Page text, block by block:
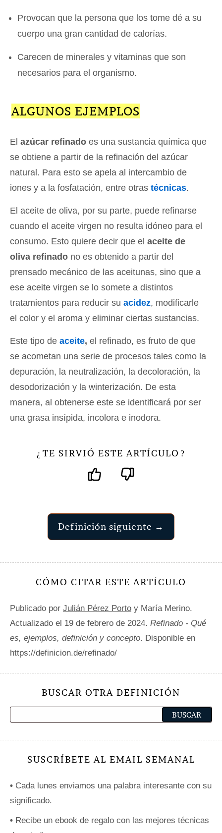
Provocan que la persona que los tome dé a su
cuerpo una gran cantidad de calorías.
Carecen de minerales y vitaminas que son
necesarios para el organismo.
ALGUNOS EJEMPLOS
El azúcar refinado es una sustancia química que
se obtiene a partir de la refinación del azúcar
natural. Para esto se apela al intercambio de
iones y a la fosfatación, entre otras técnicas.
El aceite de oliva, por su parte, puede refinarse
cuando el aceite virgen no resulta idóneo para el
consumo. Esto quiere decir que el aceite de
oliva refinado no es obtenido a partir del
prensado mecánico de las aceitunas, sino que a
ese aceite virgen se lo somete a distintos
tratamientos para reducir su acidez, modificarle
el color y el aroma y eliminar ciertas sustancias.
Este tipo de aceite, el refinado, es fruto de que
se acometan una serie de procesos tales como la
depuración, la neutralización, la decoloración, la
desodorización y la winterización. De esta
manera, al obtenerse este se identificará por ser
una grasa insípida, incolora e inodora.
¿ TE SIRVIÓ ESTE ARTÍCULO ?
Definición siguiente →
CÓMO CITAR ESTE ARTÍCULO
Publicado por Julián Pérez Porto y María Merino.
Actualizado el 19 de febrero de 2024. Refinado - Qué
es, ejemplos, definición y concepto. Disponible en
https://definicion.de/refinado/
BUSCAR OTRA DEFINICIÓN
SUSCRÍBETE AL EMAIL SEMANAL
• Cada lunes enviamos una palabra interesante con su
significado.
• Recibe un ebook de regalo con las mejores técnicas